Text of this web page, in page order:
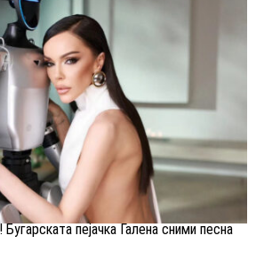
пејачка Галена сними песна